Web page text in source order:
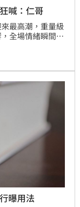
喊：仁哥
最高潮，重量級
全場情緒瞬間被
曝用法